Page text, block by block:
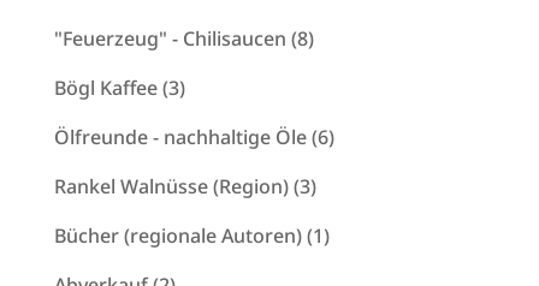
Produkte
"Feuerzeug" - Chilisaucen 88
Bögl Kaffee 33
Produkte
Ölfreunde - nachhaltige Öle 66
Rankel Walnüsse (Region) 33
Produkte
Bücher (regionale Autoren) 11